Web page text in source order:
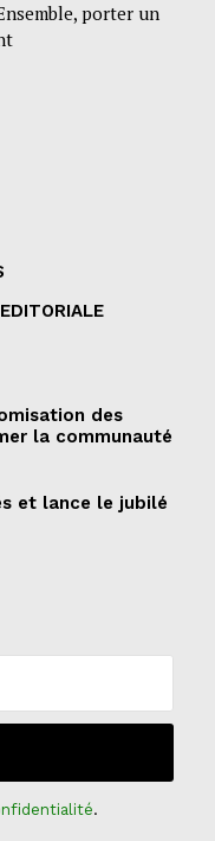
porter un
des
la communauté
et lance le jubilé
.